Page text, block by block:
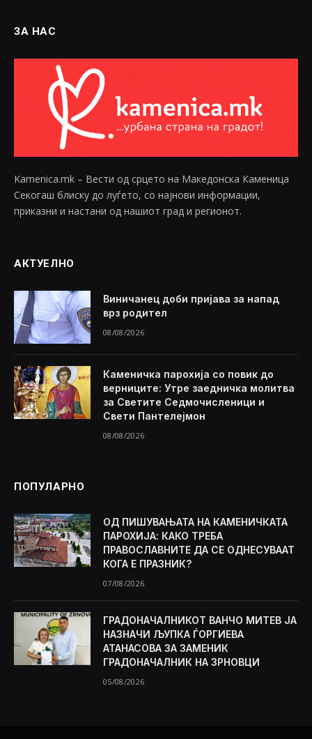
ЗА НАС
Kamenica.mk – Вести од срцето на Македонска Каменица
Секогаш блиску до луѓето, со најнови информации,
приказни и настани од нашиот град и регионот.
АКТУЕЛНО
Виничанец доби пријава за напад
врз родител
08/08/2026
Каменичка парохија со повик до
верниците: Утре заедничка молитва
за Светите Седмочисленици и
Свети Пантелејмон
08/08/2026
ПОПУЛАРНО
ОД ПИШУВАЊАТА НА КАМЕНИЧКАТА
ПАРОХИЈА: КАКО ТРЕБА
ПРАВОСЛАВНИТЕ ДА СЕ ОДНЕСУВААТ
КОГА Е ПРАЗНИК?
07/08/2026
ГРАДОНАЧАЛНИКОТ ВАНЧО МИТЕВ ЈА
НАЗНАЧИ ЉУПКА ЃОРГИЕВА
АТАНАСОВА ЗА ЗАМЕНИК
ГРАДОНАЧАЛНИК НА ЗРНОВЦИ
05/08/2026